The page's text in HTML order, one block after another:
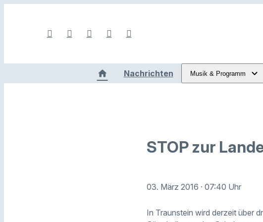
Nachrichten Musik & Programm
STOP zur
03. März 2016 · 07:40 Uhr
In Traunstein wird derzeit über